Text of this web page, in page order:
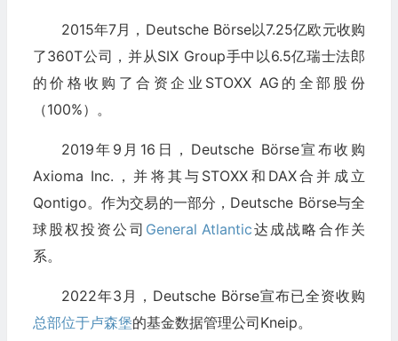
2015年7月，Deutsche Börse以7.25亿欧元收购
了360T公司，并从SIX Group手中以6.5亿瑞士法郎
的价格收购了合资企业STOXX AG的全部股份
（100%）。
2019年9月16日，Deutsche Börse宣布收购
Axioma Inc.，并将其与STOXX和DAX合并成立
Qontigo。作为交易的一部分，Deutsche Börse与全
球股权投资公司 General Atlantic达成战略合作关
系。
2022年3月，Deutsche Börse宣布已全资收购
总部位于卢森堡的基金数据管理公司Kneip。